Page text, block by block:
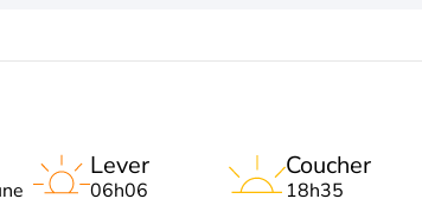
Lever
06h06
Coucher
18h35